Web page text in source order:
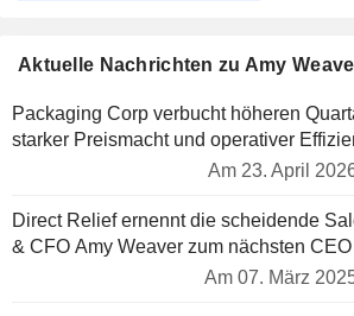
Aktuelle Nachrichten zu Amy
Packaging Corp verbucht höheren
starker Preismacht und operativer
Am 23. April
Direct Relief ernennt die scheidende
& CFO Amy Weaver zum nächsten CEO
Am 07. März